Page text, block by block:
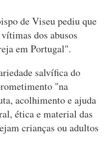
de Viseu pediu que
dos abusos
em Portugal".
salvífica do
"na
acolhimento e ajuda
ética e material das
crianças ou adultos